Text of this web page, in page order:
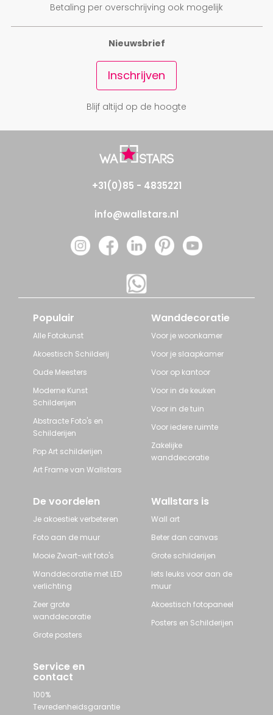
Betaling per overschrijving ook mogelijk
Nieuwsbrief
Inschrijven
Blijf altijd op de hoogte
+31(0)85 - 4835221
info@wallstars.nl
Populair
Alle Fotokunst
Akoestisch Schilderij
Oude Meesters
Moderne Kunst
Schilderijen
Abstracte Foto's en
Schilderijen
Pop Art schilderijen
Art Frame van Wallstars
Wanddecoratie
Voor je woonkamer
Voor je slaapkamer
Voor op kantoor
Voor in de keuken
Voor in de tuin
Voor iedere ruimte
Zakelijke
wanddecoratie
De voordelen
Je akoestiek verbeteren
Foto aan de muur
Mooie Zwart-wit foto's
Wanddecoratie met LED
verlichting
Zeer grote
wanddecoratie
Grote posters
Wallstars is
Wall art
Beter dan canvas
Grote schilderijen
Iets leuks voor aan de
muur
Akoestisch fotopaneel
Posters en Schilderijen
Service en
contact
100%
Tevredenheidsgarantie